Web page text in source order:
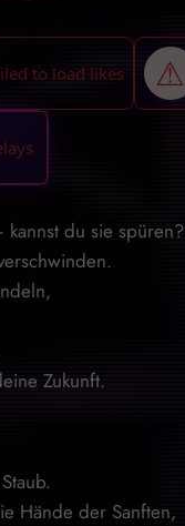
du sie spüren?
Zukunft.
Hände der Sanften,